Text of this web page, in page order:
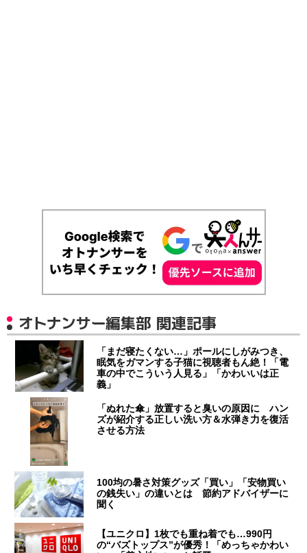
オトナンサー編集部 関連記事
「まだ寝たくない…」ポールにしがみつき、
眠気をガマンする子猫に視聴者もん絶！「電
車の中でこういう人見る」「かわいいは正
義」
「ぬれた傘」放置すると臭いの原因に ハン
ズが紹介する正しい洗い方＆水弾き力を復活
させる方法
100均の暑さ対策グッズ「買い」「安物買い
の銭失い」の違いとは 節約アドバイザーに
聞く
【ユニクロ】1枚でも重ね着でも…990円
の“バズトップス”が優秀！「めっちゃかわい